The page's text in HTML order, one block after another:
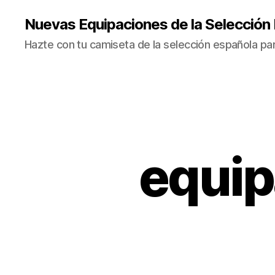
Nuevas Equipaciones de la Selección
Hazte con tu camiseta de la selección española